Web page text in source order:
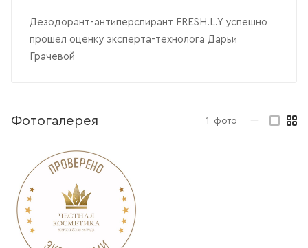
Дезодорант-антиперспирант FRESH.L.Y успешно
прошел оценку эксперта-технолога Дарьи
Грачевой
Фотогалерея 1 фото